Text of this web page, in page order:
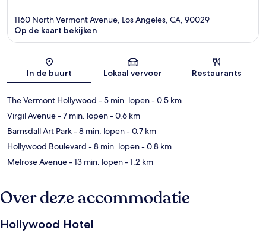
Kaart
1160 North Vermont Avenue, Los Angeles, CA, 90029
Op de kaart bekijken
In de buurt Lokaal vervoer Restaurants
The Vermont Hollywood - 5 min. lopen- 0.5 km
Virgil Avenue- 7 min. lopen- 0.6 km
Barnsdall Art Park- 8 min. lopen- 0.7 km
Hollywood Boulevard - 8 min. lopen- 0.8 km
Melrose Avenue- 13 min. lopen- 1.2 km
Over deze accommodatie
Hollywood Hotel